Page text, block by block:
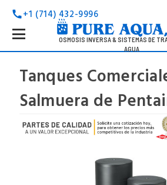
call+1 (714) 432-9996
OSMOSIS INVERSA & SISTEMAS DE
AGUA
Tanques
Salmuera de